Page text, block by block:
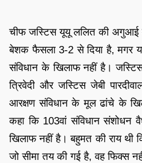
चीफ जस्टिस यूयू ललित की अगुआई
बेशक फैसला 3-2 से दिया है, मगर
संविधान के खिलाफ नहीं है।
त्रिवेदी और जस्टिस जेबी
आरक्षण संविधान के मूल ढांचे के
कहा कि 103वां संविधान
खिलाफ नहीं है। बहुमत की राय थी
जो सीमा तय की गई है, वह फिक्स